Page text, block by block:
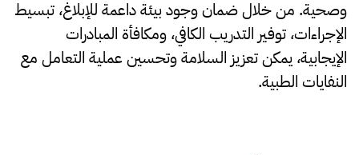
وصحية. من خلال ضمان وجود بيئة داعمة للإبلاغ، تبسيط
الإجراءات، توفير التدريب الكافي، ومكافأة المبادرات
الإيجابية، يمكن تعزيز السلامة وتحسين عملية التعامل مع
النفايات الطبية.